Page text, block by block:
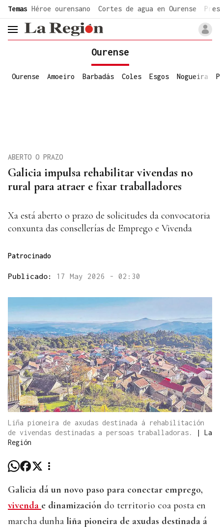
common.go-to-content
Temas Héroe ourensano Cortes de agua en Ourense
header.menu.open
Ourense
Ourense Amoeiro Barbadás Coles Esgos Nogueira
Galicia impulsa rehabilitar vivendas no
rural para atraer e fixar traballadores
ABERTO O PRAZO
Xa está aberto o prazo de solicitudes da convocatoria
conxunta das consellerías de Emprego e Vivenda
Patrocinado
Publicado: 17 May 2026 - 02:30
Liña pioneira de axudas destinada á rehabilitación
de vivendas destinadas a persoas traballadoras.
| La
Región
Galicia dá un novo paso para conectar emprego,
vivenda e dinamización do territorio coa posta en
marcha dunha liña pioneira de axudas destinada á